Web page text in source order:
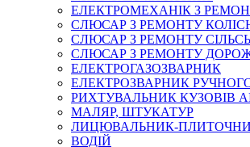
ЕЛЕКТРОМЕХАНІК З
СЛЮСАР З РЕМОНТУ
СЛЮСАР З РЕМОНТУ
СЛЮСАР З РЕМОНТУ
ЕЛЕКТРОГАЗОЗВАРНИК
ЕЛЕКТРОЗВАРНИК
РИХТУВАЛЬНИК КУЗОВІВ
МАЛЯР, ШТУКАТУР
ЛИЦЮВАЛЬНИК-
ВОДІЙ